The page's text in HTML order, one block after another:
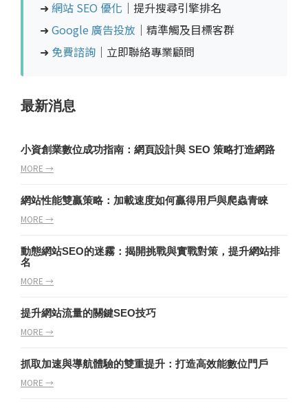
➜ 網站 SEO 優化 ｜提升搜尋引擎排名
➜ Google 廣告投放 ｜精準觸及目標客群
➜ 免費諮詢 ｜立即聯絡專業顧問
最新消息
小資創業數位成功指南：網頁設計與 SEO 策略打造網路
MORE →
網站性能雙贏策略：加載速度如何贏得用戶與爬蟲青睞
MORE →
動態網站SEO的迷霧：揭開挑戰與實戰對策，提升網站排
名
MORE →
提升網站流量的關鍵SEO技巧
MORE →
抓取加速與導航體驗的雙重提升：打造高效能數位門戶
MORE →